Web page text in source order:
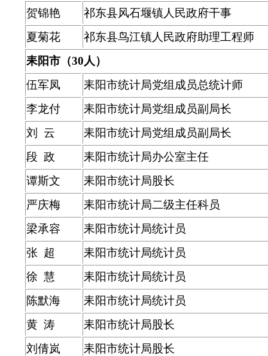
贺锦艳
祁东县风石堰镇人民政府干事
夏菊花
祁东县鸟江镇人民政府助理工程师
耒阳市（30人）
伍军凤
耒阳市统计局党组成员总统计师
李龙付
耒阳市统计局党组成员副局长
刘 云
耒阳市统计局党组成员副局长
段 政
耒阳市统计局办公室主任
谭斯文
耒阳市统计局股长
严庆梅
耒阳市统计局二级主任科员
梁承容
耒阳市统计局统计员
张 超
耒阳市统计局统计员
徐 慧
耒阳市统计局统计员
陈默海
耒阳市统计局统计员
黄 涛
耒阳市统计局股长
刘倩岚
耒阳市统计局股长